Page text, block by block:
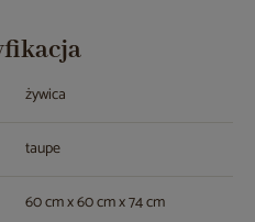
żywica
taupe
60 cm x 60 cm x 74 cm